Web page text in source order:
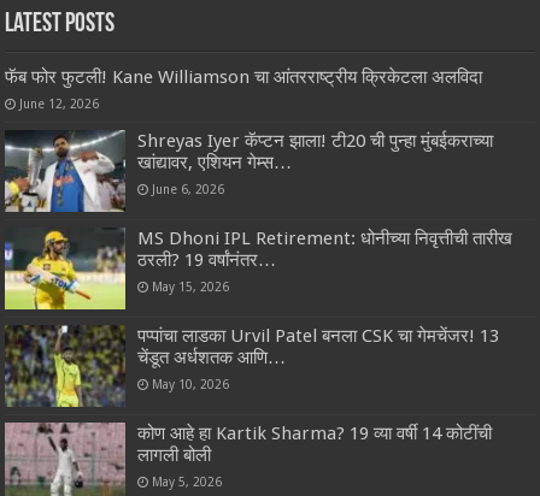
Latest Posts
फॅब फोर फुटली! Kane Williamson चा आंतरराष्ट्रीय क्रिकेटला अलविदा
June 12, 2026
Shreyas Iyer कॅप्टन झाला! टी20 ची पुन्हा मुंबईकराच्या
खांद्यावर, एशियन गेम्स…
June 6, 2026
MS Dhoni IPL Retirement: धोनीच्या निवृत्तीची तारीख
ठरली? 19 वर्षांनंतर…
May 15, 2026
पप्पांचा लाडका Urvil Patel बनला CSK चा गेमचेंजर! 13
चेंडूत अर्धशतक आणि…
May 10, 2026
कोण आहे हा Kartik Sharma? 19 व्या वर्षी 14 कोटींची
लागली बोली
May 5, 2026